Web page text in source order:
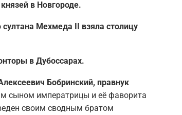
в Новгороде.
Мехмеда II взяла столицу
в Дубоссарах.
Бобринский, правнук
сыном императрицы и её фаворита
своим сводным братом